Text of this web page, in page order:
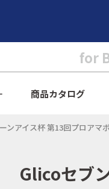
for
商品カタログ
ンアイス杯 第13回プロアマ
Glicoセブ